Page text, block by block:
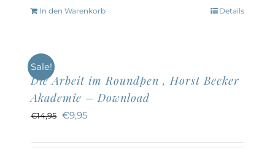
In den Warenkorb Details
Sale!
Die Arbeit im Roundpen , Horst Becker
Akademie – Download
€14,95 Ursprünglicher
war:
€9,95Aktueller
ist: